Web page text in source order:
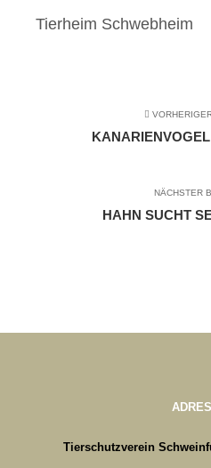
Tierheim Schwebheim
NÄCHSTER
HAHN SUCHT
Tierschutzverein